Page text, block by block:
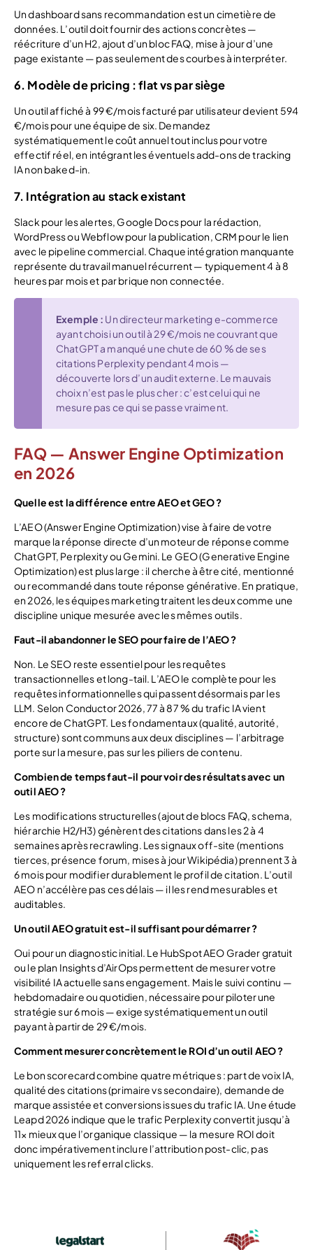
Un dashboard sans recommandation est un cimetière de
données. L’outil doit fournir des actions concrètes —
réécriture d’un H2, ajout d’un bloc FAQ, mise à jour d’une
page existante — pas seulement des courbes à interpréter.
6. Modèle de pricing : flat vs par siège
Un outil affiché à 99 €/mois facturé par utilisateur devient 594
€/mois pour une équipe de six. Demandez
systématiquement le coût annuel tout inclus pour votre
effectif réel, en intégrant les éventuels add-ons de tracking
IA non baked-in.
7. Intégration au stack existant
Slack pour les alertes, Google Docs pour la rédaction,
WordPress ou Webflow pour la publication, CRM pour le lien
avec le pipeline commercial. Chaque intégration manquante
représente du travail manuel récurrent — typiquement 4 à 8
heures par mois et par brique non connectée.
Exemple : Un directeur marketing e-commerce
ayant choisi un outil à 29 €/mois ne couvrant que
ChatGPT a manqué une chute de 60 % de ses
citations Perplexity pendant 4 mois —
découverte lors d’un audit externe. Le mauvais
choix n’est pas le plus cher : c’est celui qui ne
mesure pas ce qui se passe vraiment.
FAQ — Answer Engine Optimization
en 2026
Quelle est la différence entre AEO et GEO ?
L’AEO (Answer Engine Optimization) vise à faire de votre
marque la réponse directe d’un moteur de réponse comme
ChatGPT, Perplexity ou Gemini. Le GEO (Generative Engine
Optimization) est plus large : il cherche à être cité, mentionné
ou recommandé dans toute réponse générative. En pratique,
en 2026, les équipes marketing traitent les deux comme une
discipline unique mesurée avec les mêmes outils.
Faut-il abandonner le SEO pour faire de l’AEO ?
Non. Le SEO reste essentiel pour les requêtes
transactionnelles et long-tail. L’AEO le complète pour les
requêtes informationnelles qui passent désormais par les
LLM. Selon Conductor 2026, 77 à 87 % du trafic IA vient
encore de ChatGPT. Les fondamentaux (qualité, autorité,
structure) sont communs aux deux disciplines — l’arbitrage
porte sur la mesure, pas sur les piliers de contenu.
Combien de temps faut-il pour voir des résultats avec un
outil AEO ?
Les modifications structurelles (ajout de blocs FAQ, schema,
hiérarchie H2/H3) génèrent des citations dans les 2 à 4
semaines après recrawling. Les signaux off-site (mentions
tierces, présence forum, mises à jour Wikipédia) prennent 3 à
6 mois pour modifier durablement le profil de citation. L’outil
AEO n’accélère pas ces délais — il les rend mesurables et
auditables.
Un outil AEO gratuit est-il suffisant pour démarrer ?
Oui pour un diagnostic initial. Le HubSpot AEO Grader gratuit
ou le plan Insights d’AirOps permettent de mesurer votre
visibilité IA actuelle sans engagement. Mais le suivi continu —
hebdomadaire ou quotidien, nécessaire pour piloter une
stratégie sur 6 mois — exige systématiquement un outil
payant à partir de 29 €/mois.
Comment mesurer concrètement le ROI d’un outil AEO ?
Le bon scorecard combine quatre métriques : part de voix IA,
qualité des citations (primaire vs secondaire), demande de
marque assistée et conversions issues du trafic IA. Une étude
Leapd 2026 indique que le trafic Perplexity convertit jusqu’à
11× mieux que l’organique classique — la mesure ROI doit
donc impérativement inclure l’attribution post-clic, pas
uniquement les referral clicks.